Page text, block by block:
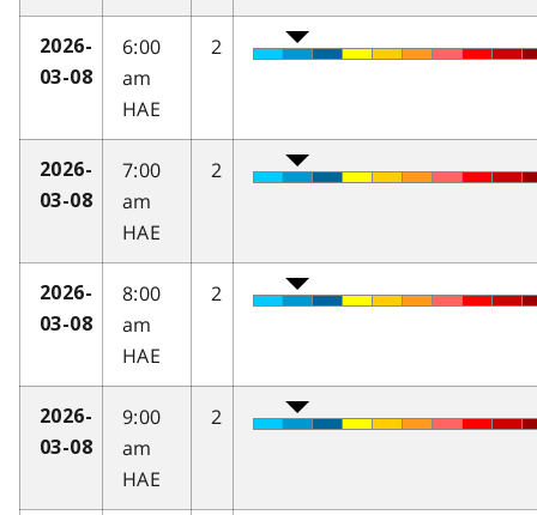
2026-
03-08
6:00
am
HAE
2
2026-
03-08
7:00
am
HAE
2
2026-
03-08
8:00
am
HAE
2
2026-
03-08
9:00
am
HAE
2